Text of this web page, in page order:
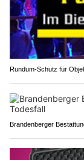
Rundum-Schutz für
Brandenberger